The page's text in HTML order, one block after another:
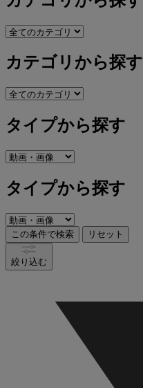
カテゴリから探す
タイプから探す
タイプから探す
この条件で検索 リセット
絞り込む